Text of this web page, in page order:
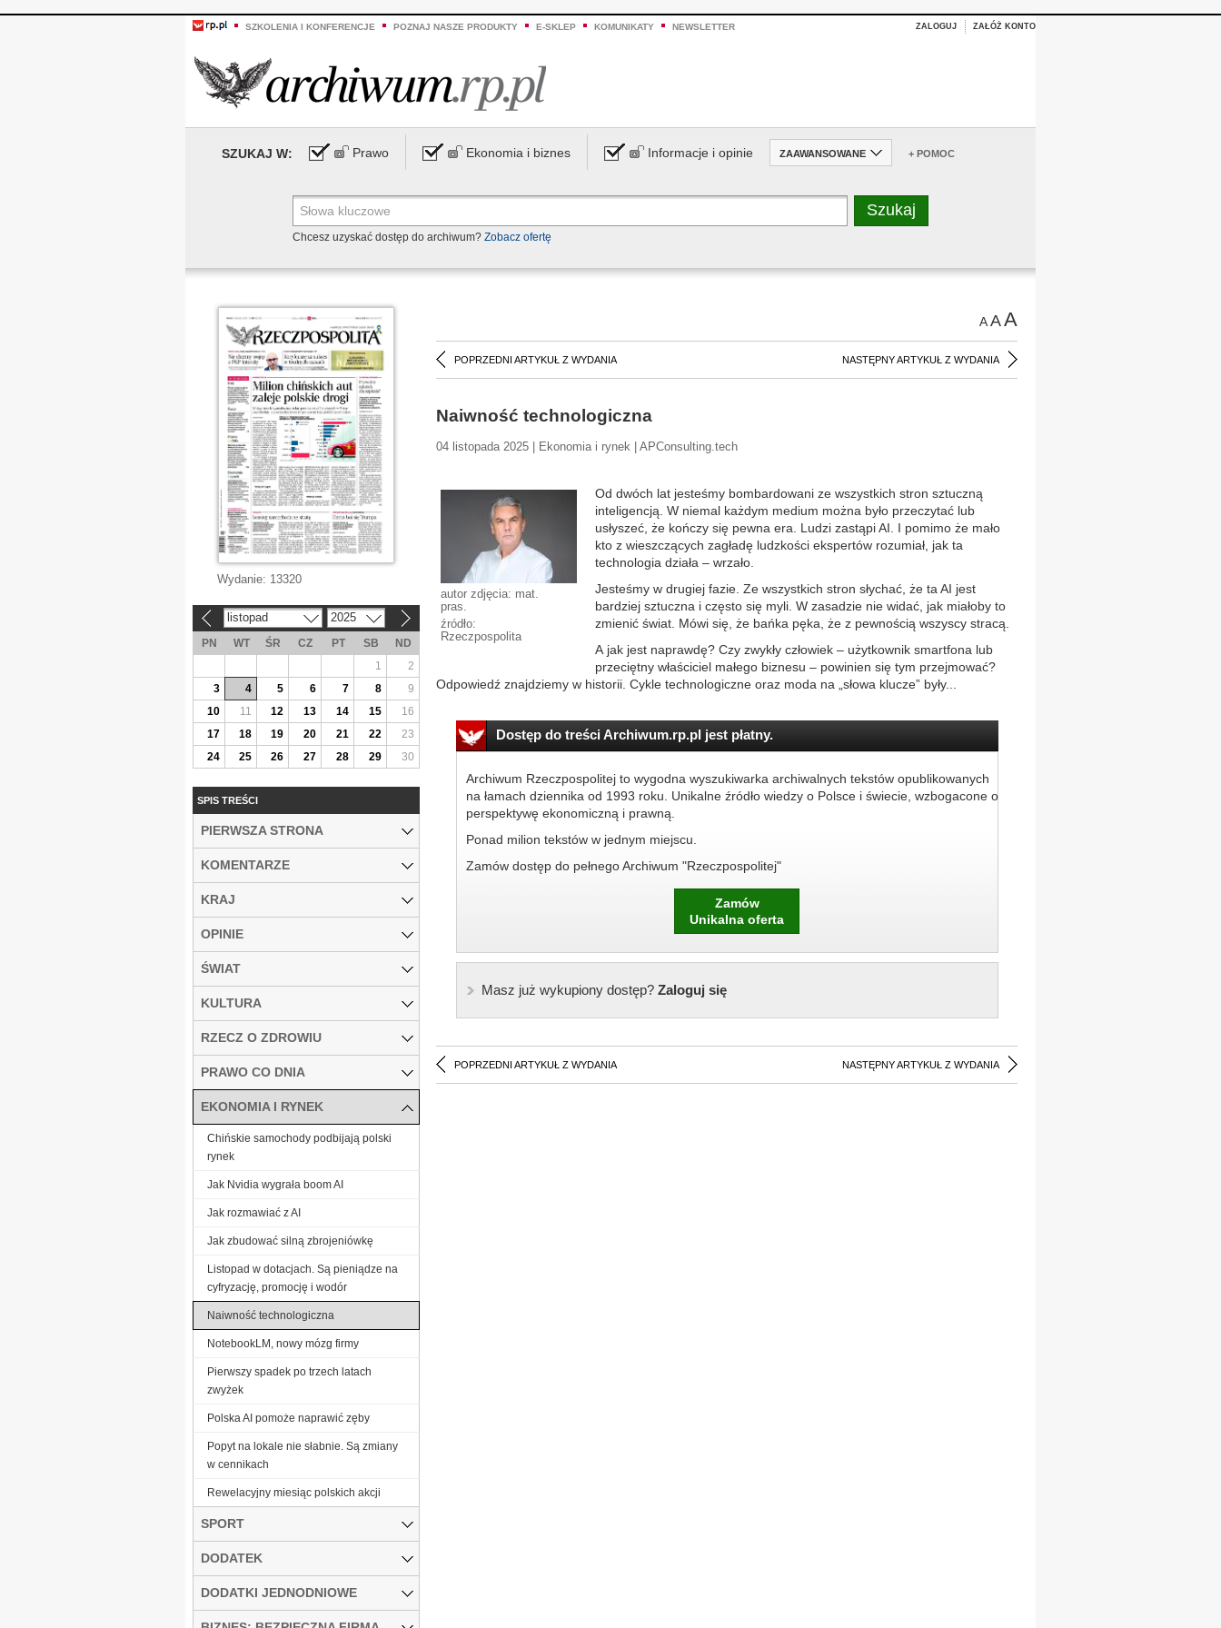
SZKOLENIA I KONFERENCJE POZNAJ NASZE PRODUKTY E-SKLEP KOMUNIKATY NEWSLETTER ZALOGUJ ZAŁÓŻ KONTO
SZUKAJ W: Prawo Ekonomia i biznes Informacje i opinie ZAAWANSOWANE + POMOC
Chcesz uzyskać dostęp do archiwum? Zobacz ofertę
AAA
POPRZEDNI ARTYKUŁ Z WYDANIA NASTĘPNY ARTYKUŁ Z WYDANIA
Naiwność technologiczna
04 listopada 2025 | Ekonomia i rynek | APConsulting.tech
autor zdjęcia: mat.
pras.
źródło:
Rzeczpospolita
Od dwóch lat jesteśmy bombardowani ze wszystkich stron sztuczną
inteligencją. W niemal każdym medium można było przeczytać lub
usłyszeć, że kończy się pewna era. Ludzi zastąpi AI. I pomimo że mało
kto z wieszczących zagładę ludzkości ekspertów rozumiał, jak ta
technologia działa – wrzało.
Jesteśmy w drugiej fazie. Ze wszystkich stron słychać, że ta AI jest
bardziej sztuczna i często się myli. W zasadzie nie widać, jak miałoby to
zmienić świat. Mówi się, że bańka pęka, że z pewnością wszyscy stracą.
A jak jest naprawdę? Czy zwykły człowiek – użytkownik smartfona lub
przeciętny właściciel małego biznesu – powinien się tym przejmować?
Odpowiedź znajdziemy w historii. Cykle technologiczne oraz moda na „słowa klucze” były...
Dostęp do treści Archiwum.rp.pl jest płatny.
Archiwum Rzeczpospolitej to wygodna wyszukiwarka archiwalnych tekstów opublikowanych
na łamach dziennika od 1993 roku. Unikalne źródło wiedzy o Polsce i świecie, wzbogacone o
perspektywę ekonomiczną i prawną.
Ponad milion tekstów w jednym miejscu.
Zamów dostęp do pełnego Archiwum "Rzeczpospolitej"
Zamów
Unikalna oferta
Masz już wykupiony dostęp?Zaloguj się
POPRZEDNI ARTYKUŁ Z WYDANIA NASTĘPNY ARTYKUŁ Z WYDANIA
Wydanie: 13320
listopad 2025
PN WT ŚR CZ PT SB
ND
1
2
3
4 5 6 7 8
9
10
11 12 13 14 15
16
17
18 19 20 21 22
23
24
25 26 27 28 29 30
SPIS TREŚCI
PIERWSZA STRONA
KOMENTARZE
KRAJ
OPINIE
ŚWIAT
KULTURA
RZECZ O ZDROWIU
PRAWO CO DNIA
EKONOMIA I RYNEK
Chińskie samochody podbijają polski
rynek
Jak Nvidia wygrała boom AI
Jak rozmawiać z AI
Jak zbudować silną zbrojeniówkę
Listopad w dotacjach. Są pieniądze na
cyfryzację, promocję i wodór
Naiwność technologiczna
NotebookLM, nowy mózg firmy
Pierwszy spadek po trzech latach
zwyżek
Polska AI pomoże naprawić zęby
Popyt na lokale nie słabnie. Są zmiany
w cennikach
Rewelacyjny miesiąc polskich akcji
SPORT
DODATEK
DODATKI JEDNODNIOWE